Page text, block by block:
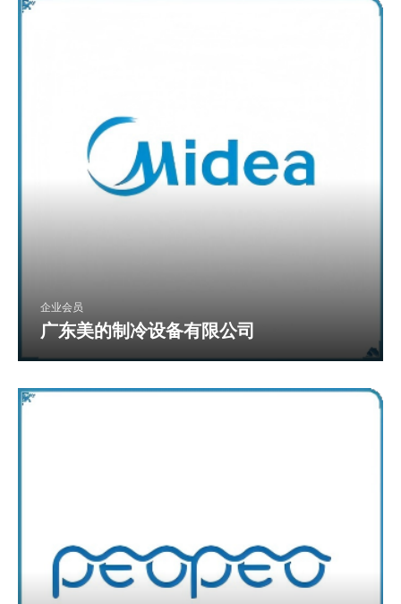
企业会员
广东美的制冷设备有限公司